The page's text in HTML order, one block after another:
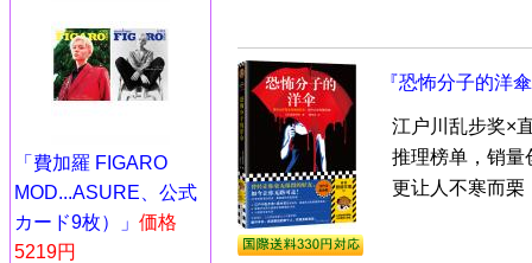
「費加羅 FIGARO
MOD...ASURE、公式
カード9枚）」 価格
5219円
『恐怖分子的洋
江户川乱步奖×
推理榜单，销量
更让人不寒而栗